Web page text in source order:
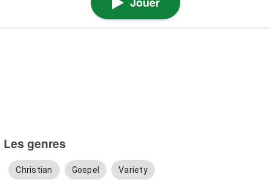
Les genres
Christian Gospel Variety